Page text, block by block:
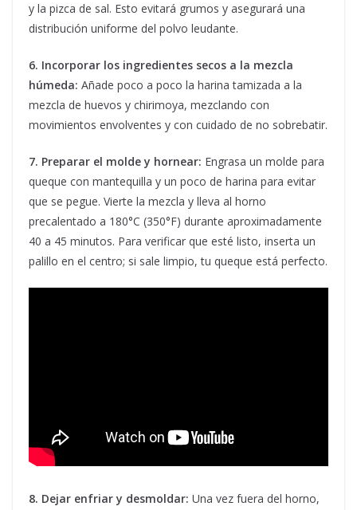
y la pizca de sal. Esto evitará grumos y asegurará una
distribución uniforme del polvo leudante.
6. Incorporar los ingredientes secos a la mezcla
húmeda: Añade poco a poco la harina tamizada a la
mezcla de huevos y chirimoya, mezclando con
movimientos envolventes y con cuidado de no sobrebatir.
7. Preparar el molde y hornear: Engrasa un molde para
queque con mantequilla y un poco de harina para evitar
que se pegue. Vierte la mezcla y lleva al horno
precalentado a 180°C (350°F) durante aproximadamente
40 a 45 minutos. Para verificar que esté listo, inserta un
palillo en el centro; si sale limpio, tu queque está perfecto.
8. Dejar enfriar y desmoldar: Una vez fuera del horno,